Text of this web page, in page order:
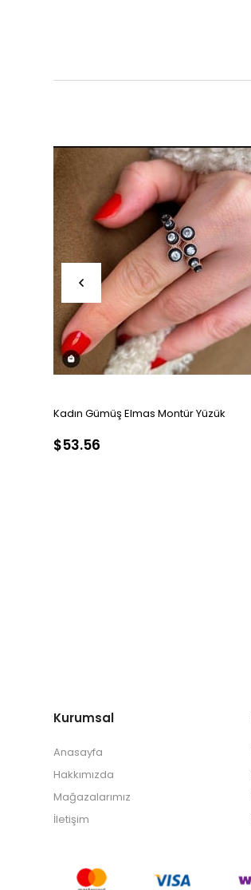
Kadın Gümüş Elmas Montür Yüzük
$53.56
Kurumsal
Anasayfa
Hakkımızda
Mağazalarımız
İletişim